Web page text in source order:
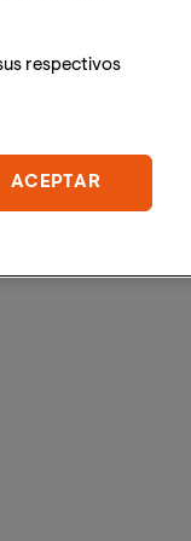
Dra. Amparo Suay
Grado en
es una voz cercana
un espacio de
psicológica con la
respectivos
ACEPTAR